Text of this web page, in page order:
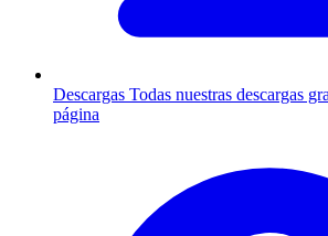
Descargas Todas nuestras descargas
página